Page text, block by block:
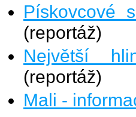
Pískovcové
(reportáž)
Největší
(reportáž)
Mali -